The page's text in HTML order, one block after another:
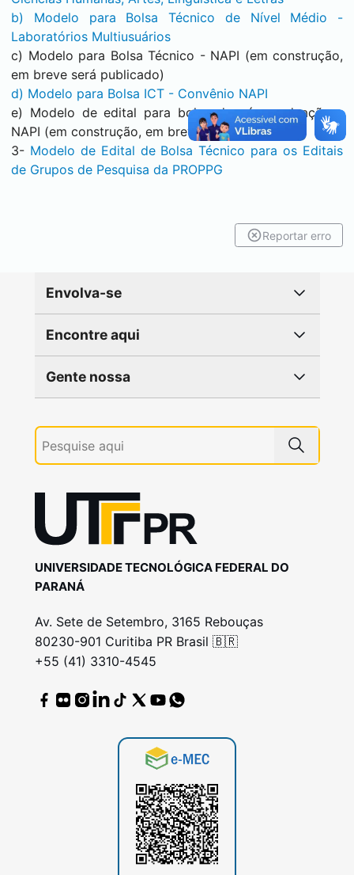
b) Modelo para Bolsa Técnico de Nível Médio -
Laboratórios Multiusuários
c) Modelo para Bolsa Técnico - NAPI (em construção,
em breve será publicado)
d) Modelo para Bolsa ICT - Convênio NAPI
e) Modelo de edital para bolsa de pós-graduação -
NAPI (em construção, em breve será publicado)
3- Modelo de Edital de Bolsa Técnico para os Editais
de Grupos de Pesquisa da PROPPG
Reportar erro
Envolva-se
Encontre aqui
Gente nossa
UNIVERSIDADE TECNOLÓGICA FEDERAL DO
PARANÁ
Av. Sete de Setembro, 3165 Rebouças
80230-901 Curitiba PR Brasil 🇧🇷
+55 (41) 3310-4545